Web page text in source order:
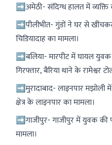
➡अमेठी- संदिग्ध हालत में व्यक्ति
➡पीलीभीत- गुंडों ने घर से खींचकर
चिडियादाह का मामला।
➡बलिया- मारपीट में घायल युवक
गिरफ्तार, बैरिया थाने के रामेश्वर
➡मुरादाबाद- लाइनपार मझोली
क्षेत्र के लाइनपार का मामला।
➡गाजीपुर- गाजीपुर में युवक की
मामला।